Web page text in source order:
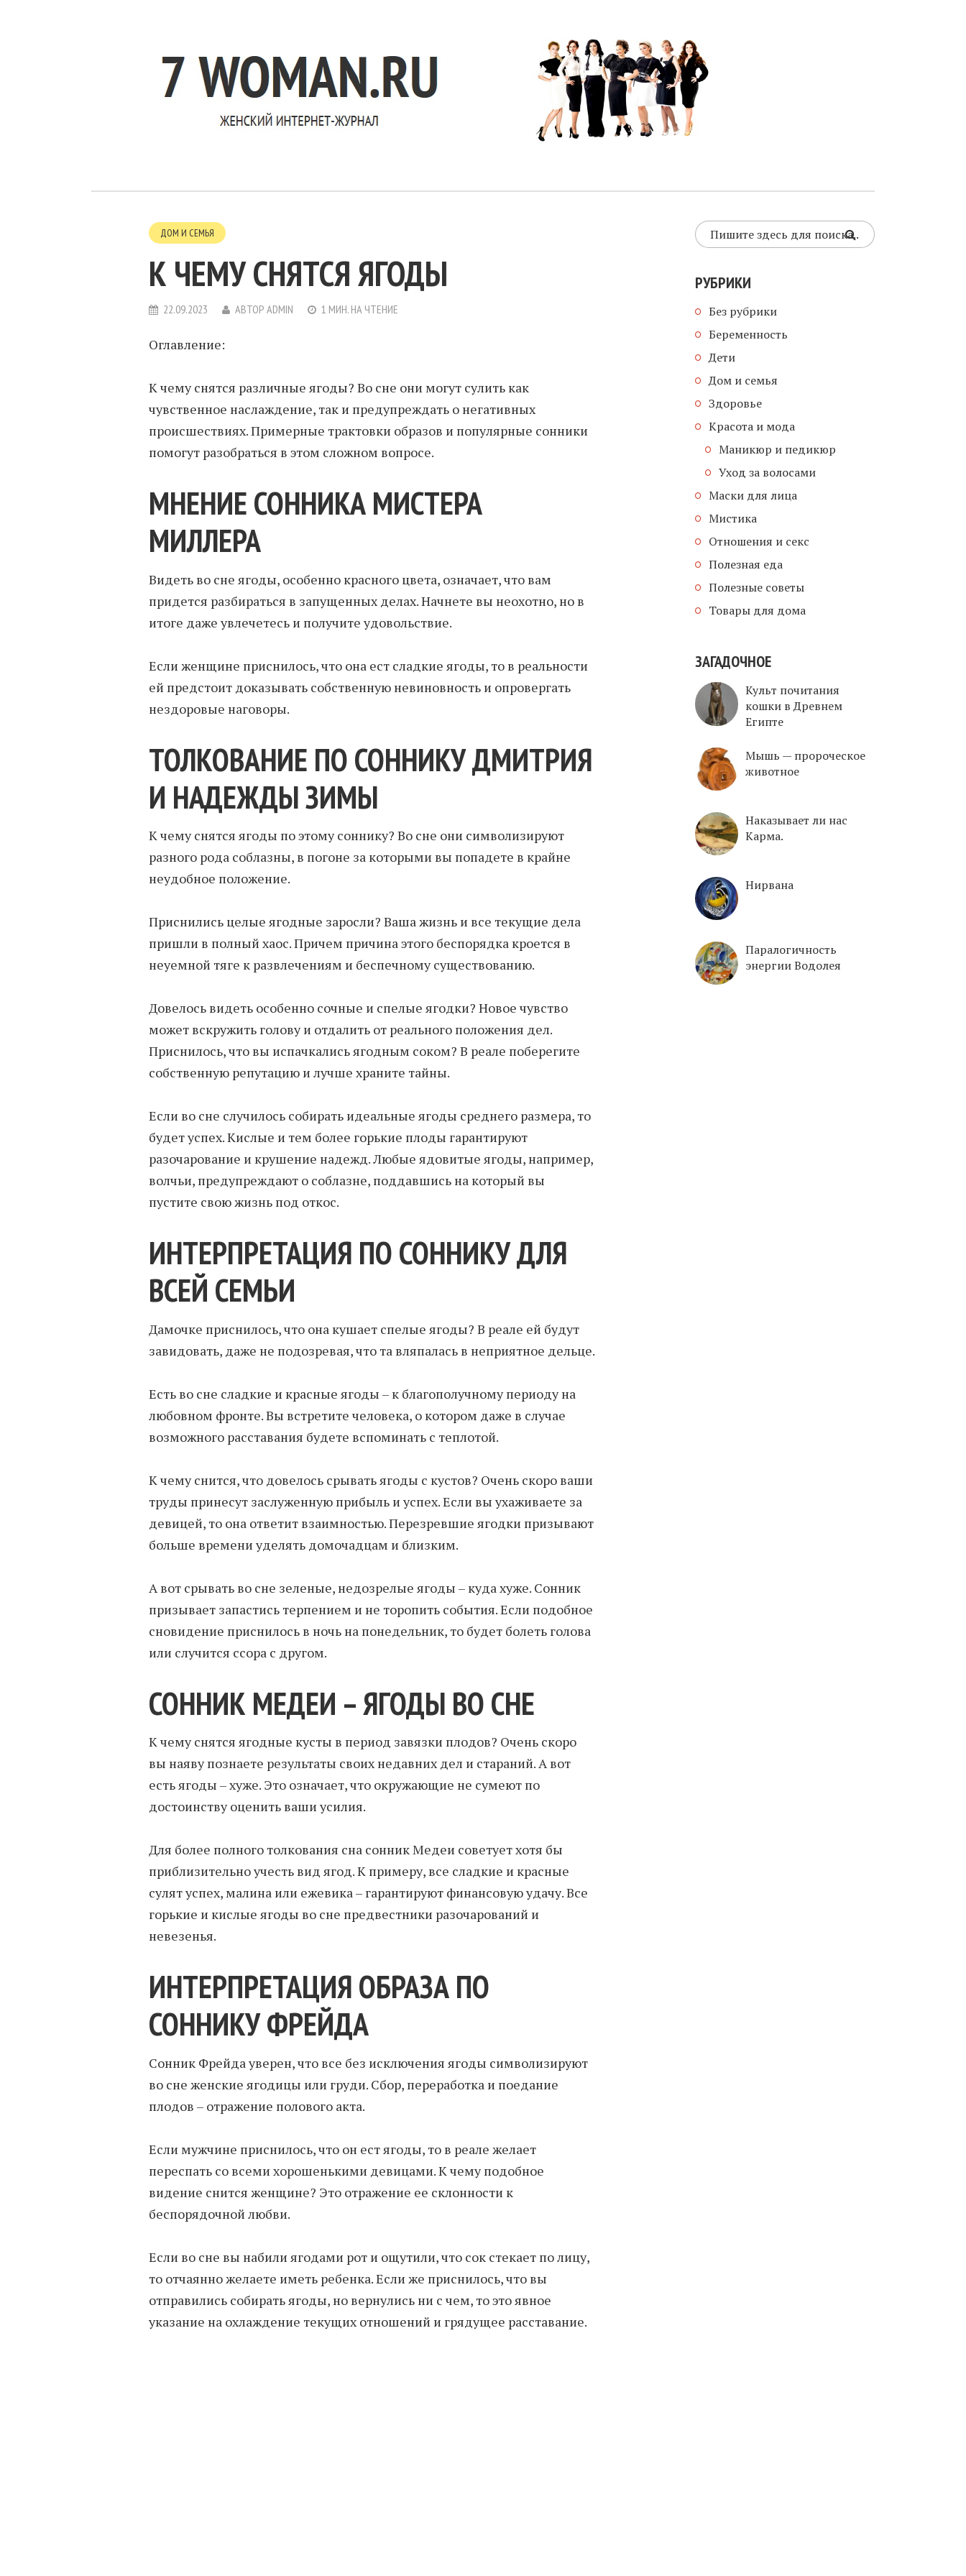
ДОМ И СЕМЬЯ
К ЧЕМУ СНЯТСЯ ЯГОДЫ
22.09.2023 АВТОР ADMIN 1 МИН. НА ЧТЕНИЕ
Оглавление:
К чему снятся различные ягоды? Во сне они могут сулить как
чувственное наслаждение, так и предупреждать о негативных
происшествиях. Примерные трактовки образов и популярные сонники
помогут разобраться в этом сложном вопросе.
МНЕНИЕ СОННИКА МИСТЕРА
МИЛЛЕРА
Видеть во сне ягоды, особенно красного цвета, означает, что вам
придется разбираться в запущенных делах. Начнете вы неохотно, но в
итоге даже увлечетесь и получите удовольствие.
Если женщине приснилось, что она ест сладкие ягоды, то в реальности
ей предстоит доказывать собственную невиновность и опровергать
нездоровые наговоры.
ТОЛКОВАНИЕ ПО СОННИКУ ДМИТРИЯ
И НАДЕЖДЫ ЗИМЫ
К чему снятся ягоды по этому соннику? Во сне они символизируют
разного рода соблазны, в погоне за которыми вы попадете в крайне
неудобное положение.
Приснились целые ягодные заросли? Ваша жизнь и все текущие дела
пришли в полный хаос. Причем причина этого беспорядка кроется в
неуемной тяге к развлечениям и беспечному существованию.
Довелось видеть особенно сочные и спелые ягодки? Новое чувство
может вскружить голову и отдалить от реального положения дел.
Приснилось, что вы испачкались ягодным соком? В реале поберегите
собственную репутацию и лучше храните тайны.
Если во сне случилось собирать идеальные ягоды среднего размера, то
будет успех. Кислые и тем более горькие плоды гарантируют
разочарование и крушение надежд. Любые ядовитые ягоды, например,
волчьи, предупреждают о соблазне, поддавшись на который вы
пустите свою жизнь под откос.
ИНТЕРПРЕТАЦИЯ ПО СОННИКУ ДЛЯ
ВСЕЙ СЕМЬИ
Дамочке приснилось, что она кушает спелые ягоды? В реале ей будут
завидовать, даже не подозревая, что та вляпалась в неприятное дельце.
Есть во сне сладкие и красные ягоды – к благополучному периоду на
любовном фронте. Вы встретите человека, о котором даже в случае
возможного расставания будете вспоминать с теплотой.
К чему снится, что довелось срывать ягоды с кустов? Очень скоро ваши
труды принесут заслуженную прибыль и успех. Если вы ухаживаете за
девицей, то она ответит взаимностью. Перезревшие ягодки призывают
больше времени уделять домочадцам и близким.
А вот срывать во сне зеленые, недозрелые ягоды – куда хуже. Сонник
призывает запастись терпением и не торопить события. Если подобное
сновидение приснилось в ночь на понедельник, то будет болеть голова
или случится ссора с другом.
СОННИК МЕДЕИ – ЯГОДЫ ВО СНЕ
К чему снятся ягодные кусты в период завязки плодов? Очень скоро
вы наяву познаете результаты своих недавних дел и стараний. А вот
есть ягоды – хуже. Это означает, что окружающие не сумеют по
достоинству оценить ваши усилия.
Для более полного толкования сна сонник Медеи советует хотя бы
приблизительно учесть вид ягод. К примеру, все сладкие и красные
сулят успех, малина или ежевика – гарантируют финансовую удачу. Все
горькие и кислые ягоды во сне предвестники разочарований и
невезенья.
ИНТЕРПРЕТАЦИЯ ОБРАЗА ПО
СОННИКУ ФРЕЙДА
Сонник Фрейда уверен, что все без исключения ягоды символизируют
во сне женские ягодицы или груди. Сбор, переработка и поедание
плодов – отражение полового акта.
Если мужчине приснилось, что он ест ягоды, то в реале желает
переспать со всеми хорошенькими девицами. К чему подобное
видение снится женщине? Это отражение ее склонности к
беспорядочной любви.
Если во сне вы набили ягодами рот и ощутили, что сок стекает по лицу,
то отчаянно желаете иметь ребенка. Если же приснилось, что вы
отправились собирать ягоды, но вернулись ни с чем, то это явное
указание на охлаждение текущих отношений и грядущее расставание.
РУБРИКИ
Без рубрики
Беременность
Дети
Дом и семья
Здоровье
Красота и мода
Маникюр и педикюр
Уход за волосами
Маски для лица
Мистика
Отношения и секс
Полезная еда
Полезные советы
Товары для дома
ЗАГАДОЧНОЕ
Культ почитания
кошки в Древнем
Египте
Mышь — пророческое
животное
Наказывает ли нас
Карма.
Нирвана
Паралогичность
энергии Водолея